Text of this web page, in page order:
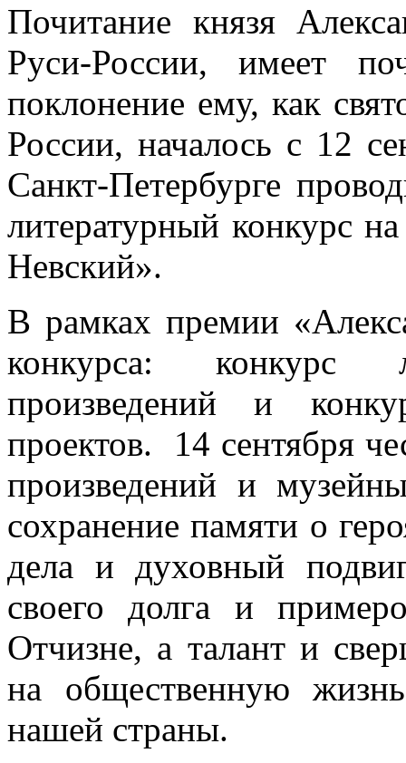
Почитание князя
Руси-России, имеет
поклонение ему, как
России, началось с 12
Санкт-Петербурге
литературный конкурс
Невский».
В рамках премии
конкурса: конкурс
произведений и
проектов. 14 сентября
произведений и
сохранение памяти о
дела и духовный
своего долга и
Отчизне, а талант и
на общественную
нашей страны.